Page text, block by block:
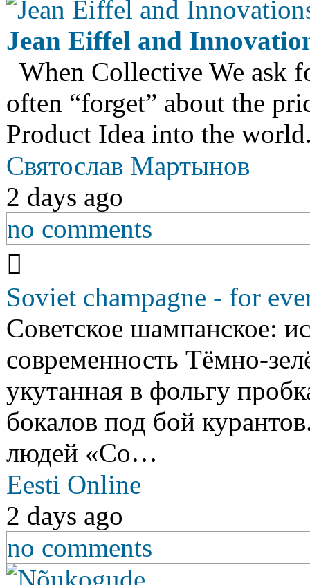
Jean Eiffel and
When Collective We ask
often “forget” about the
Product Idea into the
Святослав Мартынов
2 days ago
no comments
Soviet champagne - for
Советское шампанское:
современность Тёмно-
укутанная в фольгу
бокалов под бой
людей «Со…
Eesti Online
2 days ago
no comments